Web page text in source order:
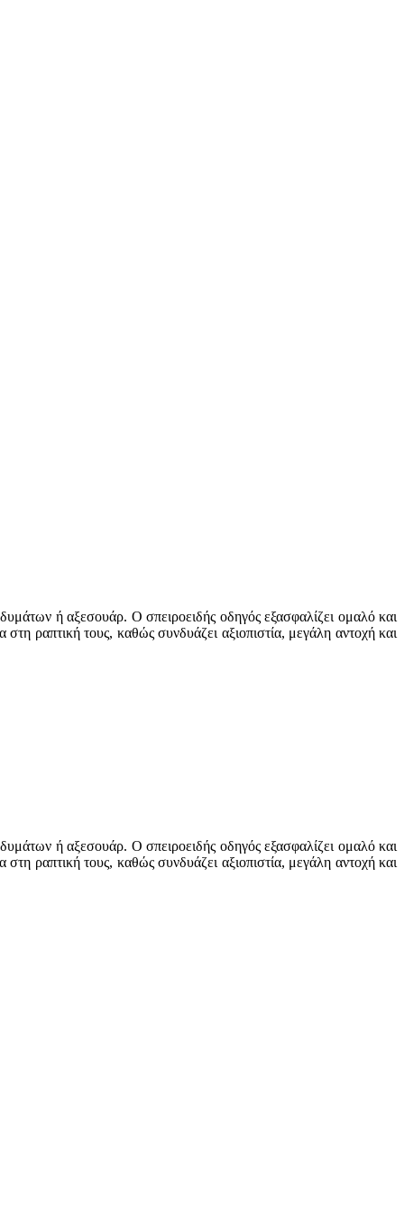
ή αξεσουάρ. Ο σπειροειδής οδηγός εξασφαλίζει ομαλό και
ραπτική τους, καθώς συνδυάζει αξιοπιστία, μεγάλη αντοχή και
ή αξεσουάρ. Ο σπειροειδής οδηγός εξασφαλίζει ομαλό και
ραπτική τους, καθώς συνδυάζει αξιοπιστία, μεγάλη αντοχή και